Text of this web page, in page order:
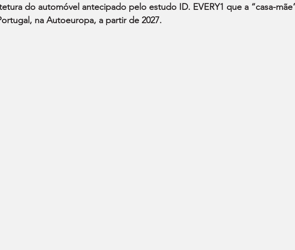
do automóvel antecipado pelo estudo ID. EVERY1 que a “casa-
na Autoeuropa, a partir de 2027.